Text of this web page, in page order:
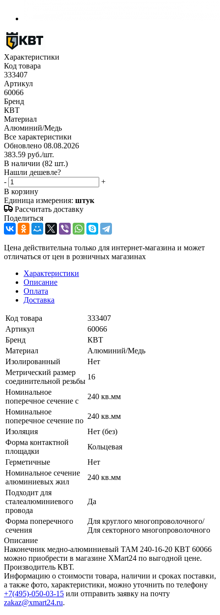
Характеристики
Код товара
333407
Артикул
60066
Бренд
КВТ
Материал
Алюминий/Медь
Все характеристики
Обновлено 08.08.2026
383.59 руб./шт.
В наличии (82 шт.)
Нашли дешевле?
-
+
В корзину
Единица измерения: штук
Рассчитать доставку
Поделиться
Цена действительна только для интернет-магазина и может
отличаться от цен в розничных магазинах
Характеристики
Описание
Оплата
Доставка
Код товара
333407
Артикул
60066
Бренд
КВТ
Материал
Алюминий/Медь
Изолированный
Нет
Метрический размер
соединительной резьбы
16
Номинальное
поперечное сечение с
240 кв.мм
Номинальное
поперечное сечение по
240 кв.мм
Изоляция
Нет (без)
Форма контактной
площадки
Кольцевая
Герметичные
Нет
Номинальное сечение
алюминиевых жил
240 кв.мм
Подходит для
сталеалюминиевого
провода
Да
Форма поперечного
сечения
Для круглого многопроволочного/
Для секторного многопроволочного
Описание
Наконечник медно-алюминиевый ТАМ 240-16-20 КВТ 60066
можно приобрести в магазине XMart24 по выгодной цене.
Производитель КВТ.
Информацию о стоимости товара, наличии и сроках поставки,
а также фото, характеристики, можно уточнить по телефону
+7(495)-050-03-15 или отправить заявку на почту
zakaz@xmart24.ru.